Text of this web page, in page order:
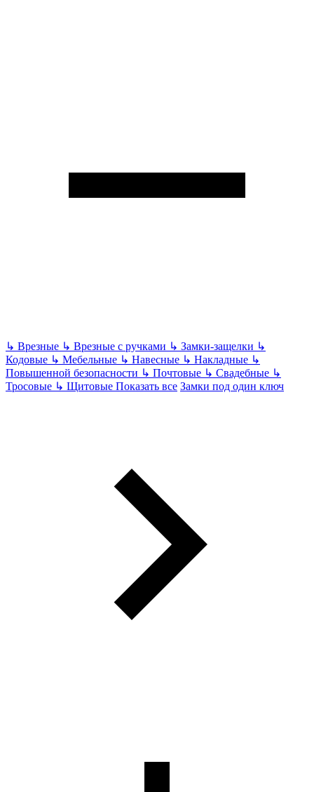
↳ Врезные ↳ Врезные с ручками ↳ Замки-защелки ↳
Кодовые ↳ Мебельные ↳ Навесные ↳ Накладные ↳
Повышенной безопасности ↳ Почтовые ↳ Свадебные ↳
Тросовые ↳ Щитовые Показать все Замки под один ключ